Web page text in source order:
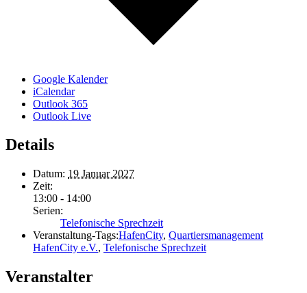
Google Kalender
iCalendar
Outlook 365
Outlook Live
Details
Datum: 19 Januar 2027
Zeit:
13:00 - 14:00
Serien:
Telefonische Sprechzeit
Veranstaltung-Tags:HafenCity, Quartiersmanagement
HafenCity e.V., Telefonische Sprechzeit
Veranstalter